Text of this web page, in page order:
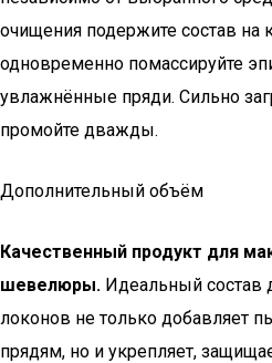
очищения подержите состав
одновременно помассируйте
увлажнённые пряди. Сильно
промойте дважды.
Дополнительный объём
Качественный продукт для
шевелюры. Идеальный состав
локонов не только добавляет
прядям, но и укрепляет,